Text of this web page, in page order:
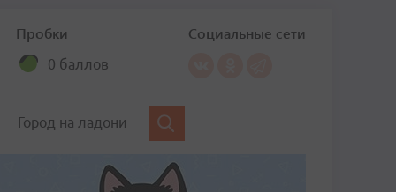
Пробки
0 баллов
Социальные сети
Город на ладони